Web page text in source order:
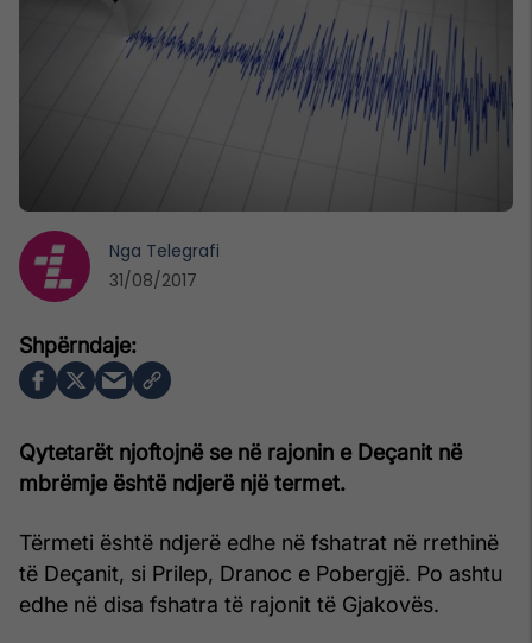
Qytetarët njoftojnë se në rajonin e Deçanit në
mbrëmje është ndjerë një termet.
Tërmeti është ndjerë edhe në fshatrat në rrethinë
të Deçanit, si Prilep, Dranoc e Pobergjë. Po ashtu
edhe në disa fshatra të rajonit të Gjakovës.
Nga Telegrafi
31/08/2017